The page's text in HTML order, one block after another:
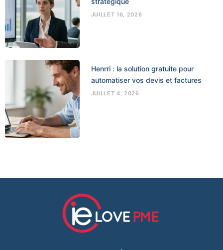
JUILLET 16, 2026
Henrri : la solution gratuite pour
automatiser vos devis et factures
JUILLET 4, 2026